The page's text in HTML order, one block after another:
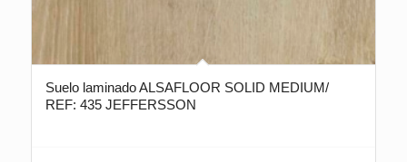
Suelo laminado ALSAFLOOR SOLID MEDIUM/
REF: 435 JEFFERSSON